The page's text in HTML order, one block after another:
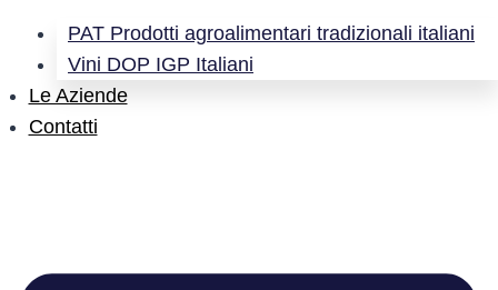
PAT Prodotti agroalimentari tradizionali italiani
Vini DOP IGP Italiani
Le Aziende
Contatti